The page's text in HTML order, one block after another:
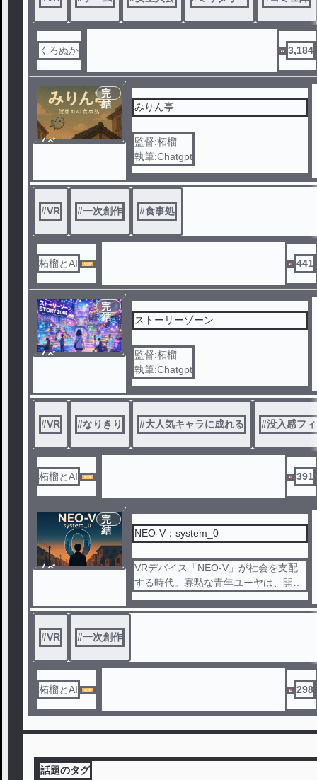
そこで、これまで禁じられていた娯楽
の世界に飛び込んだ結果……ある種の
VRゲームの世界でなら、全てのリミ
ッターを解除出来る才能持ち。
ャラクターを使おうと、キャラクター
これに気付いた兄は、務めている会社
のゲームのテストプレイを妹、“白川
夢月”に度々お願いするのであった
その結果見事にゲーム狂いとして成長
して頼まれたのが……。
『ガンサバイブオンライン』と言う名
の、VRガンアクションゲームでの“賞
金首”。
周囲のプレイヤー全員から狙われる中
を、実力一つで生き残れ。
心の中ではヒーヒー言いながら、もは
や泣き叫びながらも。
彼女が操作しているのは、無表情で冷
血、ビシッと決まったスーツ姿の渋い
おじさんキャラ。
銃の事なんか何も分からない状態から
け、おかしな戦い方を尖らせ始める。
したのであった。
ンドガン片手に超近接戦。
まるで映画の主人公の様な……ではな
く、それしか使い方が分からなかった
だけ。
されてしまった。
やがてプレイヤーの間では、賞金首の
『6 -シックス-』と呼ばれる様になる
が……。
う本名そのままだったりするのだ。
くろぬか 3,184
ノベ
完
結
みりん亭
監督:柘榴
執筆:Chatgpt
#VR #一次創作 #食事処
柘榴とAI 441
ノベ
完
結
ストーリーゾーン
監督:柘榴
執筆:Chatgpt
#VR #なりきり #大人気キャラに成れる #没入感フ
柘榴とAI 391
ノベ
完
結
NEO-V：system_0
VRデバイス「NEO-V」が社会を支配
する時代。寡黙な青年ユーヤは、開発
者でありながら“system_0”としてVR
最強の一角に君臨していた。現実と仮
監督:柘榴
#VR #一次創作
柘榴とAI 298
話題のタグ